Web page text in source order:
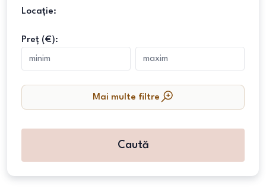
Locație:
Preț (€):
Mai multe filtre
Caută